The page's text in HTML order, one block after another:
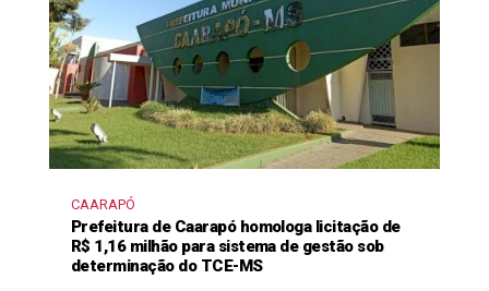
CAARAPÓ
Prefeitura de Caarapó homologa licitação de
R$ 1,16 milhão para sistema de gestão sob
determinação do TCE-MS